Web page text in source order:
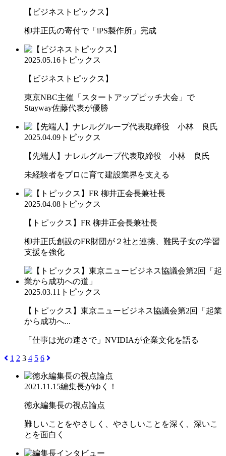
【ビジネストピックス】
柳井正氏の寄付で「iPS製作所」完成
2025.05.16 トピックス
【ビジネストピックス】
東京NBC主催「スタートアップピッチ大会」で
Stayway佐藤代表が優勝
2025.04.09 トピックス
【先端人】ナレルグループ代表取締役 小林 良氏
未経験者をプロに育て建設業界を支える
2025.04.08 トピックス
【トピックス】FR 柳井正会長兼社長
柳井正氏創設のFR財団が２社と連携、難民子女の学習
支援を強化
2025.03.11 トピックス
【トピックス】東京ニュービジネス協議会第2回「起業
から成功へ...
「仕事は光の速さで」NVIDIAが企業文化を語る
1 2 3 4 5 6
2021.11.15編集長がゆく！
徳永編集長の視点論点
難しいことをやさしく、やさしいことを深く、深いこ
とを面白く